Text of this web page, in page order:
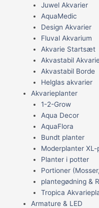
Juwel Akvarier
AquaMedic
Design Akvarier
Fluval Akvarium
Akvarie Startsæt
Akvastabil
Akvastabil Borde
Helglas akvarier
Akvarieplanter
1-2-Grow
Aqua Decor
AquaFlora
Bundt planter
Moderplanter
Planter i potter
Portioner
plantegødning &
Tropica
Armature & LED